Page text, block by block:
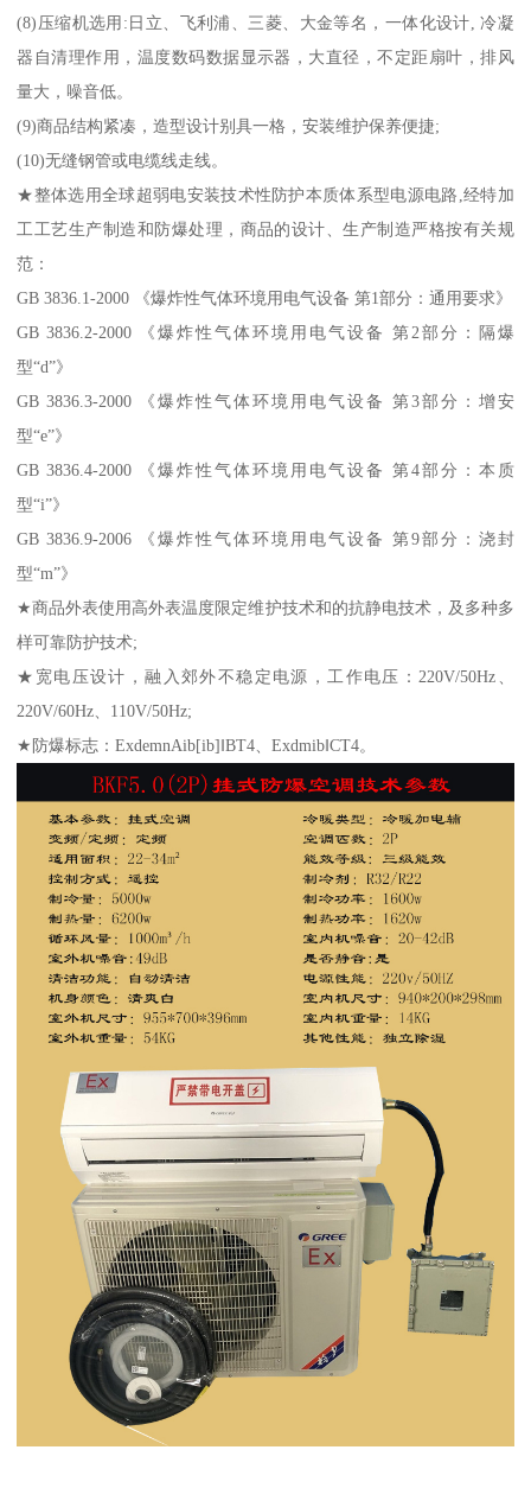
(8)压缩机选用:日立、飞利浦、三菱、大金等名，一体化设计, 冷凝
器自清理作用，温度数码数据显示器，大直径，不定距扇叶，排风
量大，噪音低。
(9)商品结构紧凑，造型设计别具一格，安装维护保养便捷;
(10)无缝钢管或电缆线走线。
★整体选用全球超弱电安装技术性防护本质体系型电源电路,经特加
工工艺生产制造和防爆处理，商品的设计、生产制造严格按有关规
范：
GB 3836.1-2000 《爆炸性气体环境用电气设备 第1部分：通用要求》
GB 3836.2-2000 《爆炸性气体环境用电气设备 第2部分：隔爆
型“d”》
GB 3836.3-2000 《爆炸性气体环境用电气设备 第3部分：增安
型“e”》
GB 3836.4-2000 《爆炸性气体环境用电气设备 第4部分：本质
型“i”》
GB 3836.9-2006 《爆炸性气体环境用电气设备 第9部分：浇封
型“m”》
★商品外表使用高外表温度限定维护技术和的抗静电技术，及多种多
样可靠防护技术;
★宽电压设计，融入郊外不稳定电源，工作电压：220V/50Hz、
220V/60Hz、110V/50Hz;
★防爆标志：ExdemnAib[ib]‖BT4、Exdmib‖CT4。